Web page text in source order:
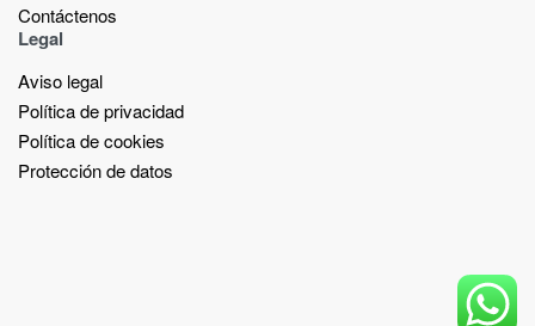
Contáctenos
Legal
Aviso legal
Política de privacidad
Política de cookies
Protección de datos